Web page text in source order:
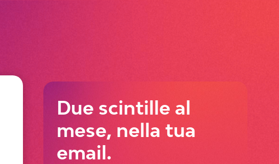
Due scintille al
mese, nella tua
email.